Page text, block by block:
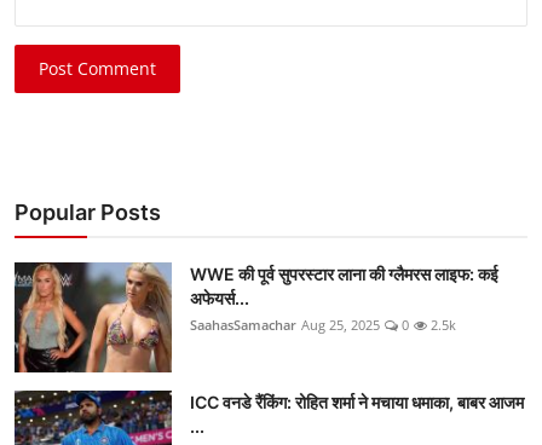
Post Comment
Popular Posts
WWE की पूर्व सुपरस्टार लाना की ग्लैमरस लाइफ: कई
अफेयर्स...
SaahasSamachar Aug 25, 2025 0 2.5k
ICC वनडे रैंकिंग: रोहित शर्मा ने मचाया धमाका, बाबर आजम
...